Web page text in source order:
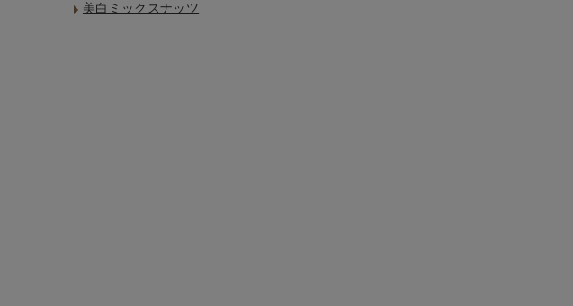
ショップリスト美白ミックスナッツ